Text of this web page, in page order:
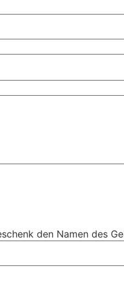
den Namen des